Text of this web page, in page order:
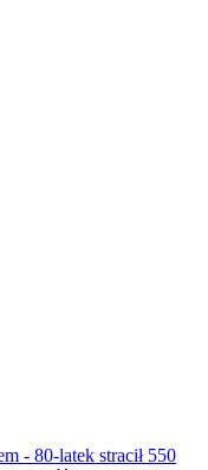
- 80-latek stracił 550